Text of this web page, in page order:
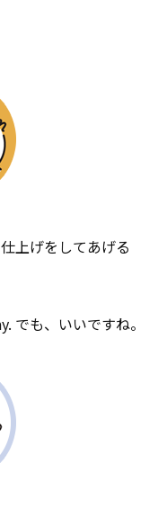
仕上げをしてあげる
でも、いいですね。